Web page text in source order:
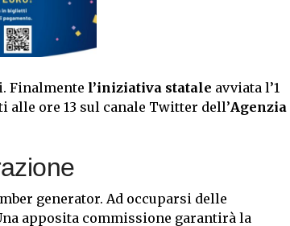
Finalmente l’iniziativa statale avviata l’1
ore 13 sul canale Twitter dell’Agenzia
generator. Ad occuparsi delle
apposita commissione garantirà la